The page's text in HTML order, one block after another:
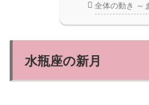
全体の動き ～
水瓶座の新月